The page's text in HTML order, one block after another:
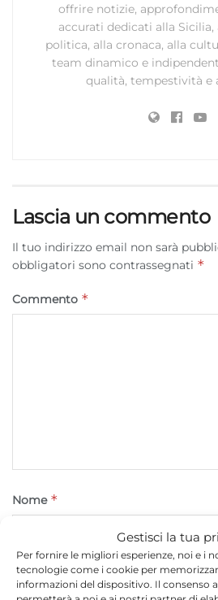
Gestisci la tua
Per fornire le migliori esperienze, noi e i
tecnologie come i cookie per
informazioni del dispositivo. Il consenso
offrire notizie,
accurati dedicati alla Sicilia,
politica, alla cronaca, alla
team dinamico e
qualità, tempestività e
Lascia un commento
Il tuo indirizzo email non sarà
obbligatori sono contrassegnati *
Commento *
Nome *
Email*